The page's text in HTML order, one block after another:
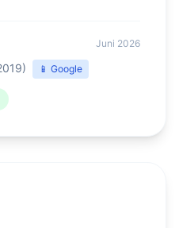
Juni 2026
📱 Google